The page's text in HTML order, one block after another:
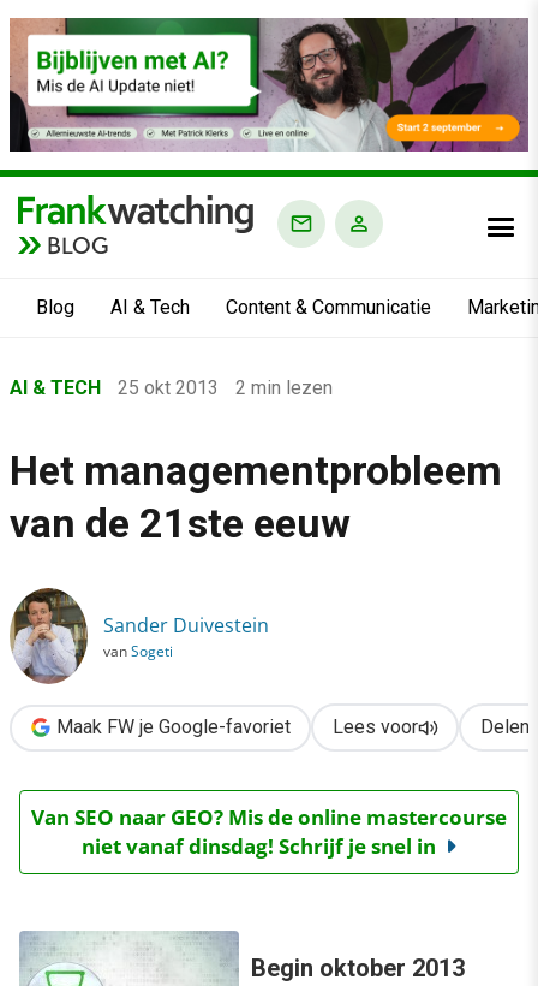
BLOG
Blog AI & Tech Content & Communicatie
›
›
AI & Tech
Het managementprobleem van de 21ste eeuw
AI & TECH 25 okt 2013 2 min lezen
Het managementprobleem
van de 21ste eeuw
Sander Duivestein
vanSogeti
Maak FW je Google-favoriet Lees voor Delen
Van SEO naar GEO? Mis de online mastercourse
niet vanaf dinsdag! Schrijf je snel in
Begin oktober 2013